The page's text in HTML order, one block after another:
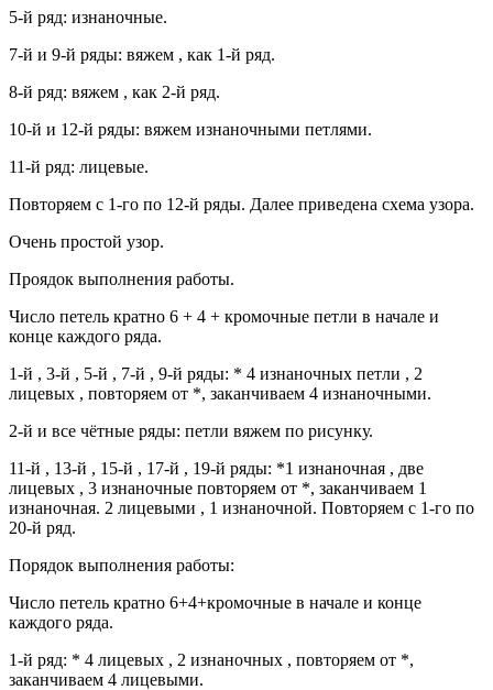
5-й ряд: изнаночные.
7-й и 9-й ряды: вяжем , как 1-й ряд.
8-й ряд: вяжем , как 2-й ряд.
10-й и 12-й ряды: вяжем изнаночными петлями.
11-й ряд: лицевые.
Повторяем с 1-го по 12-й ряды. Далее приведена схема узора.
Очень простой узор.
Проядок выполнения работы.
Число петель кратно 6 + 4 + кромочные петли в начале и
конце каждого ряда.
1-й , 3-й , 5-й , 7-й , 9-й ряды: * 4 изнаночных петли , 2
лицевых , повторяем от *, заканчиваем 4 изнаночными.
2-й и все чётные ряды: петли вяжем по рисунку.
11-й , 13-й , 15-й , 17-й , 19-й ряды: *1 изнаночная , две
лицевых , 3 изнаночные повторяем от *, заканчиваем 1
изнаночная. 2 лицевыми , 1 изнаночной. Повторяем с 1-го по
20-й ряд.
Порядок выполнения работы:
Число петель кратно 6+4+кромочные в начале и конце
каждого ряда.
1-й ряд: * 4 лицевых , 2 изнаночных , повторяем от *,
заканчиваем 4 лицевыми.